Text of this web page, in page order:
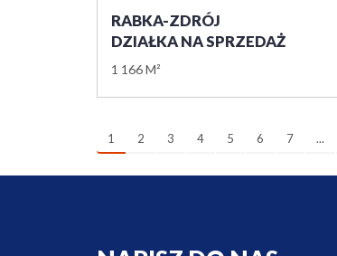
RABKA-ZDRÓJ
DZIAŁKA NA SPRZEDAŻ
1 166 M²
1 2 3 4 5 6 7 ...